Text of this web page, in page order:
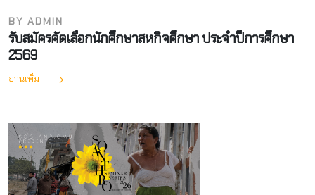
BY ADMIN
รับสมัครคัดเลือกนักศึกษาสหกิจศึกษา ประจำปีการศึกษา
2569
อ่านเพิ่ม